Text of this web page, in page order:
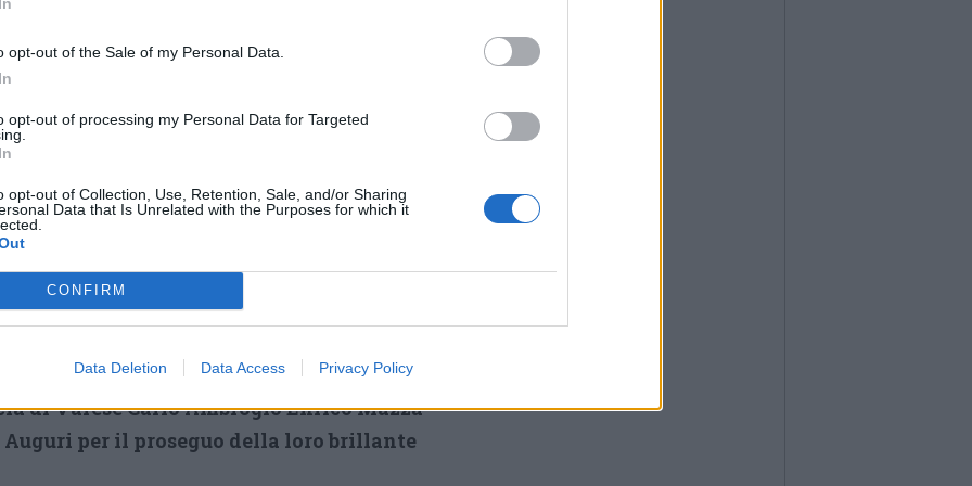
opt-out of the Sale of my Personal Data.
opt-out of processing my Personal Data for Targeted
opt-out of Collection, Use, Retention, Sale, and/or Sharing
Data that Is Unrelated with the Purposes for which it
CONFIRM
Data Deletion Data Access Privacy Policy
presso la
ha assunto l’incarico di Dirigente
Mobile e successivamente è trasferita a
Squadra Mobile, con l’incarico di
Criminalità Organizzata.
continua ad occuparsi di Polizia
quattro anni la Squadra Mobile,
indagini in materia di violenza di genere e
brillanti risultati nell’ambito del
spaccio in ambito boschivo. Dal primo
promozione dirige la Divisione Polizia
della Questura. Ad entrambi i Dirigenti il
di Varese Carlo Ambrogio Enrico Mazza
per il proseguo della loro brillante